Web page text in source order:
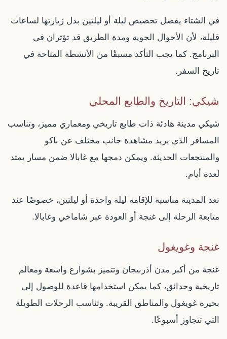
في الشتاء يفضل تخصيص ليلة أو ليلتين بدل زيارتها لساعات
قليلة، لأن الأحوال الجوية ومدة الطريق قد تؤثران في
البرنامج. كما يجب التأكد مسبقًا من الأنشطة المتاحة في
تاريخ السفر.
شيكي: التاريخ والطابع المحلي
شيكي مدينة هادئة ذات طابع تاريخي ومعماري مميز، وتناسب
المسافر الذي يريد مشاهدة جانب مختلف عن باكو
والمنتجعات الحديثة. ويمكن دمجها مع غابالا ضمن مسار يمتد
لعدة أيام.
تعد المدينة مناسبة للإقامة ليلة واحدة أو ليلتين، خصوصًا عند
متابعة الرحلة إلى غنجة أو العودة عبر شاماخي وغابالا.
غنجة وغويغول
غنجة من أكبر مدن أذربيجان وتتميز بشوارع واسعة ومعالم
تاريخية وحدائق، كما يمكن استخدامها قاعدة للوصول إلى
بحيرة غويغول والمناطق القريبة. وتناسب الرحلات الطويلة
التي تتجاوز أسبوعًا.